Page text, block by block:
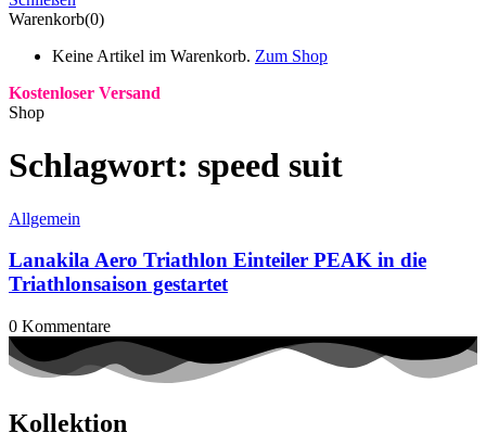
Warenkorb(0)
Keine Artikel im Warenkorb. Zum Shop
Kostenloser Versand
Shop
Schlagwort: speed suit
Allgemein
Lanakila Aero Triathlon Einteiler PEAK in die
Triathlonsaison gestartet
0 Kommentare
Kollektion